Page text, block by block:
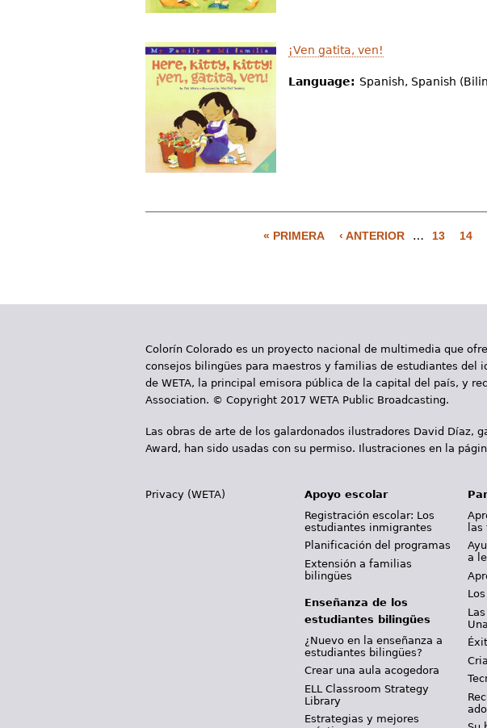
¡Ven gatita, ven!
Language: Spanish, Spanish
g
n
a
« PRIMERA ‹ ANTERIOR … 13 14
Colorín Colorado es un proyecto nacional de multimedia que
consejos bilingües para maestros y familias de estudiantes del
de WETA, la principal emisora pública de la capital del país, y
Association. © Copyright 2017 WETA Public Broadcasting.
Las obras de arte de los galardonados ilustradores David Díaz,
Award, han sido usadas con su permiso. Ilustraciones en la
Privacy (WETA)
Apoyo escolar
Registración escolar: Los
estudiantes inmigrantes
Planificación del programas
Extensión a familias
bilingües
Enseñanza de los
estudiantes bilingües
¿Nuevo en la enseñanza a
estudiantes bilingües?
Crear una aula acogedora
ELL Classroom Strategy
Library
Estrategias y mejores
a